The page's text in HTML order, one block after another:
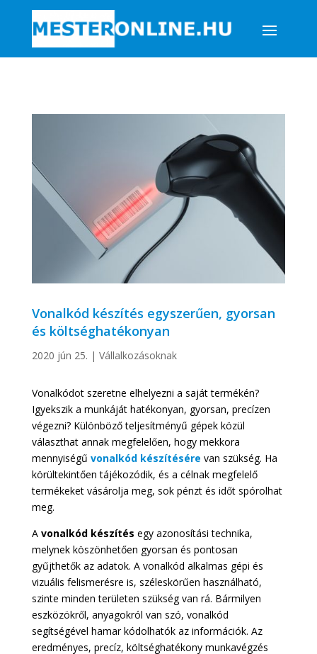
Vonalkód készítés egyszerűen, gyorsan
és költséghatékonyan
2020 jún 25. | Vállalkozásoknak
Vonalkódot szeretne elhelyezni a saját termékén?
Igyekszik a munkáját hatékonyan, gyorsan, precízen
végezni? Különböző teljesítményű gépek közül
választhat annak megfelelően, hogy mekkora
mennyiségű vonalkód készítésére van szükség. Ha
körültekintően tájékozódik, és a célnak megfelelő
termékeket vásárolja meg, sok pénzt és időt spórolhat
meg.
A vonalkód készítés egy azonosítási technika,
melynek köszönhetően gyorsan és pontosan
gyűjthetők az adatok. A vonalkód alkalmas gépi és
vizuális felismerésre is, széleskörűen használható,
szinte minden területen szükség van rá. Bármilyen
eszközökről, anyagokról van szó, vonalkód
segítségével hamar kódolhatók az információk. Az
eredményes, precíz, költséghatékony munkavégzés